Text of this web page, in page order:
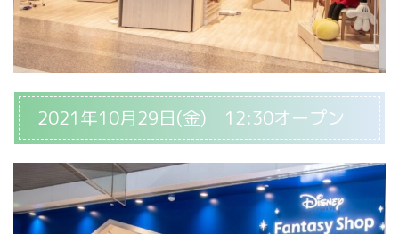
2021年10月29日(金) 12:30オープン